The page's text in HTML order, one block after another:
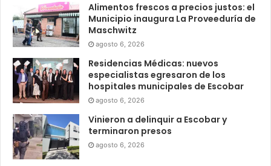
Alimentos frescos a precios justos: el
Municipio inaugura La Proveeduría de
Maschwitz
agosto 6, 2026
Residencias Médicas: nuevos
especialistas egresaron de los
hospitales municipales de Escobar
agosto 6, 2026
Vinieron a delinquir a Escobar y
terminaron presos
agosto 6, 2026